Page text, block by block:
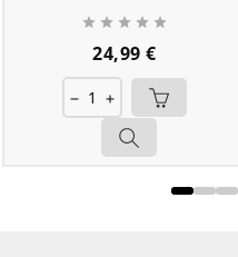
    
24,99 €Prix
remove add